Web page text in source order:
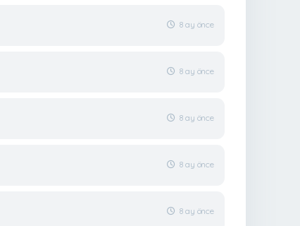
8 ay önce
8 ay önce
8 ay önce
8 ay önce
8 ay önce